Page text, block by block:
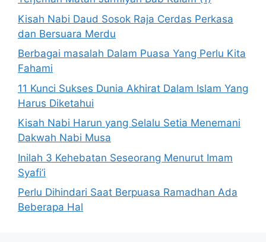
Kisah Nabi Daud Sosok Raja Cerdas Perkasa
dan Bersuara Merdu
Berbagai masalah Dalam Puasa Yang Perlu Kita
Fahami
11 Kunci Sukses Dunia Akhirat Dalam Islam Yang
Harus Diketahui
Kisah Nabi Harun yang Selalu Setia Menemani
Dakwah Nabi Musa
Inilah 3 Kehebatan Seseorang Menurut Imam
Syafi’i
Perlu Dihindari Saat Berpuasa Ramadhan Ada
Beberapa Hal